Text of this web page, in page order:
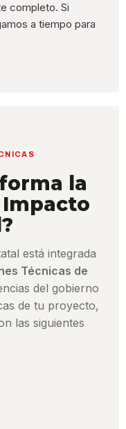
completo. Si
a tiempo para
la
Impacto
está integrada
Técnicas de
del gobierno
de tu proyecto,
las siguientes